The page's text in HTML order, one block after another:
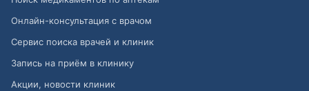
Онлайн-консультация с врачом
Сервис поиска врачей и клиник
Запись на приём в клинику
Акции, новости клиник